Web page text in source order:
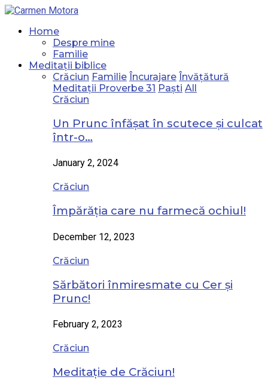
Home
Despre mine
Familie
Meditații biblice
Crăciun Familie Încurajare Învățătură
Meditații Proverbe 31 Paști All
Crăciun
Un Prunc înfășat în scutece și culcat
într-o…
January 2, 2024
Crăciun
Împărăția care nu farmecă ochiul!
December 12, 2023
Crăciun
Sărbători înmiresmate cu Cer și
Prunc!
February 2, 2023
Crăciun
Meditație de Crăciun!